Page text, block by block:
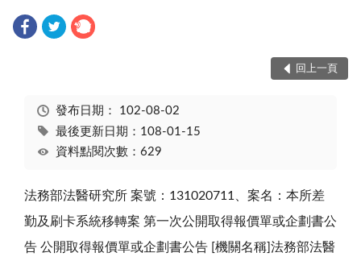
回上一頁
發布日期： 102-08-02
最後更新日期：108-01-15
資料點閱次數：629
法務部法醫研究所 案號：131020711、案名：本所差
勤及刷卡系統移轉案 第一次公開取得報價單或企劃書公
告 公開取得報價單或企劃書公告 [機關名稱]法務部法醫